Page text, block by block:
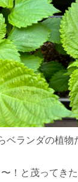
ベランダの植物
！と茂ってき